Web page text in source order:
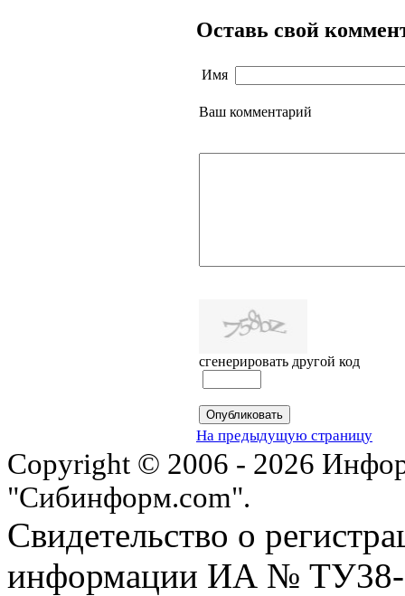
Оставь свой
Имя
Ваш комментарий
сгенерировать другой код
На предыдущую страницу
Copyright © 2006 - 2026
"Сибинформ.com".
Свидетельство о
информации ИА № ТУ38-